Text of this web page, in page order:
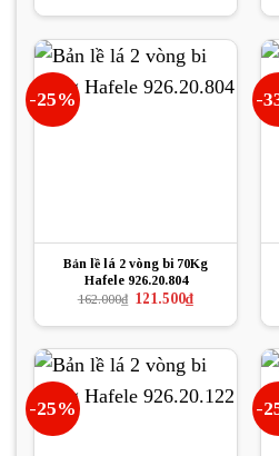
là:
tại
113.000₫.
-25%
Bản lề lá 2 vòng bi 70Kg
Hafele 926.20.804
162.000₫ Giá
là:
121.500₫Giá
hiện
tại
121.500₫.
-
-25% -